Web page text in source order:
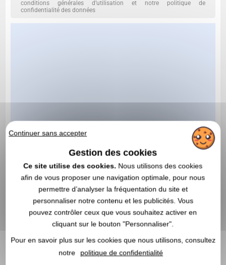
conditions générales d’utilisation et notre politique de
confidentialité des données
Continuer sans accepter
Gestion des cookies
Ce site utilise des cookies. Nous utilisons des cookies
afin de vous proposer une navigation optimale, pour nous
permettre d’analyser la fréquentation du site et
personnaliser notre contenu et les publicités. Vous
pouvez contrôler ceux que vous souhaitez activer en
cliquant sur le bouton "Personnaliser".
Pour en savoir plus sur les cookies que nous utilisons, consultez
notre
politique de confidentialité